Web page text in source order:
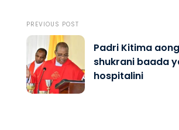
PREVIOUS POST
Padri Kitima
shukrani baada
hospitalini